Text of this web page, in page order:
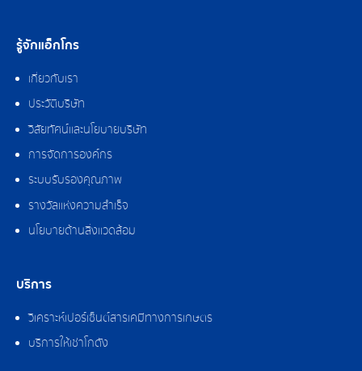
รู้จักแอ็กโกร
เกี่ยวกับเรา
ประวัติบริษัท
วิสัยทัศน์และนโยบายบริษัท
การจัดการองค์กร
ระบบรับรองคุณภาพ
รางวัลแห่งความสำเร็จ
นโยบายด้านสิ่งแวดล้อม
บริการ
วิเคราะห์เปอร์เซ็นต์สารเคมีทางการเกษตร
บริการให้เช่าโกดัง